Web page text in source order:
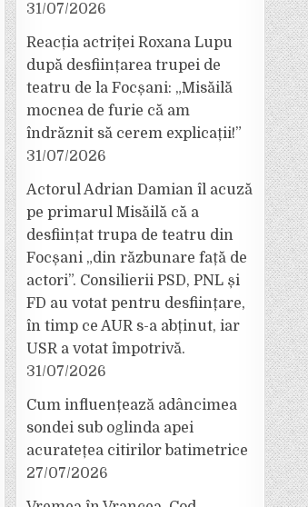
31/07/2026
Reacția actriței Roxana Lupu
după desființarea trupei de
teatru de la Focșani: „Misăilă
mocnea de furie că am
îndrăznit să cerem explicații!”
31/07/2026
Actorul Adrian Damian îl acuză
pe primarul Misăilă că a
desființat trupa de teatru din
Focșani „din răzbunare față de
actori”. Consilierii PSD, PNL și
FD au votat pentru desființare,
în timp ce AUR s-a abținut, iar
USR a votat împotrivă.
31/07/2026
Cum influențează adâncimea
sondei sub oglinda apei
acuratețea citirilor batimetrice
27/07/2026